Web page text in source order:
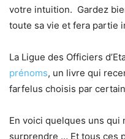
votre intuition. Gardez
toute sa vie et fera partie
La Ligue des Officiers
prénoms, un livre qui
farfelus choisis par
En voici quelques uns qui
surprendre … Et tous ces